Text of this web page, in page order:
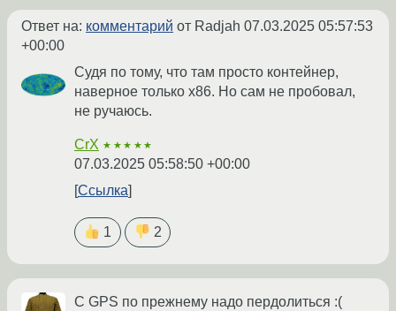
Ответ на: комментарий от Radjah 07.03.2025 05:57:53
+00:00
Судя по тому, что там просто контейнер,
наверное только x86. Но сам не пробовал,
не ручаюсь.
CrX ★★★★★
07.03.2025 05:58:50 +00:00
Ссылка
1 2
С GPS по прежнему надо пердолиться :(